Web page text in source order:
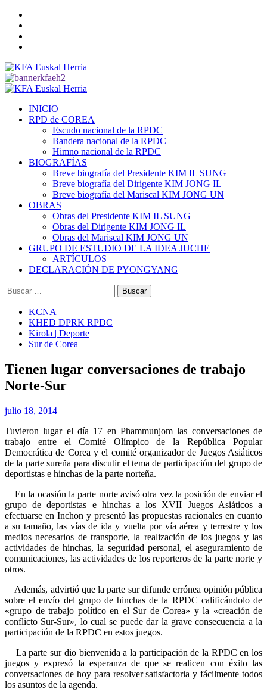
Saltar
contenido
Menú
INICIO
RPD de COREA
Escudo nacional de la RPDC
Bandera nacional de la RPDC
Himno nacional de la RPDC
BIOGRAFÍAS
Breve biografía del Presidente KIM IL SUNG
Breve biografía del Dirigente KIM JONG IL
Breve biografía del Mariscal KIM JONG UN
OBRAS
Obras del Presidente KIM IL SUNG
Obras del Dirigente KIM JONG IL
Obras del Mariscal KIM JONG UN
GRUPO DE ESTUDIO DE LA IDEA JUCHE
ARTÍCULOS
DECLARACIÓN DE PYONGYANG
Buscar:
KCNA
KHED DPRK RPDC
Kirola | Deporte
Sur de Corea
Tienen lugar conversaciones de trabajo
Norte-Sur
julio 18, 2014
Tuvieron lugar el día 17 en Phammunjom las conversaciones de
trabajo entre el Comité Olímpico de la República Popular
Democrática de Corea y el comité organizador de Juegos Asiáticos
de la parte sureña para discutir el tema de participación del grupo de
deportistas e hinchas de la parte norteña.
En la ocasión la parte norte avisó otra vez la posición de enviar el
grupo de deportistas e hinchas a los XVII Juegos Asiáticos a
efectuarse en Inchon y presentó las propuestas racionales en cuanto
a su tamaño, las vías de ida y vuelta por vía aérea y terrestre y los
medios necesarios de transporte, la realización de los juegos y las
actividades de hinchas, la seguridad personal, el aseguramiento de
comunicaciones, las actividades de los reporteros de la parte norte y
otros.
Además, advirtió que la parte sur difunde errónea opinión pública
sobre el envío del grupo de hinchas de la RPDC calificándolo de
«grupo de trabajo político en el Sur de Corea» y la «creación de
conflicto Sur-Sur», lo cual se puede dar la grave consecuencia a la
participación de la RPDC en estos juegos.
La parte sur dio bienvenida a la participación de la RPDC en los
juegos y expresó la esperanza de que se realicen con éxito las
conversaciones de hoy para resolver satisfactoria y fácilmente todos
los asuntos de la agenda.